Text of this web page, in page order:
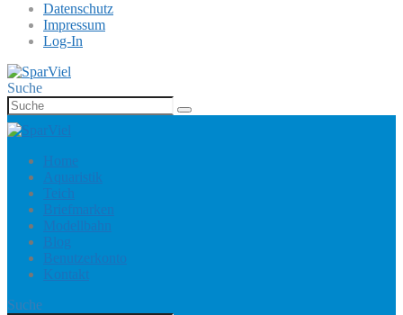
Datenschutz
Impressum
Log-In
Suche
Home
Aquaristik
Teich
Briefmarken
Modellbahn
Blog
Benutzerkonto
Kontakt
Suche